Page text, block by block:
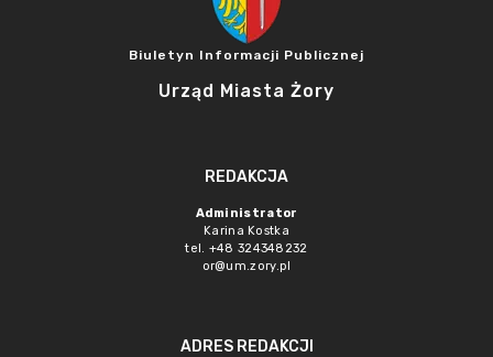
Biuletyn Informacji Publicznej
Urząd Miasta Żory
REDAKCJA
Administrator
Karina Kostka
tel. +48 324348232
or@um.zory.pl
ADRES REDAKCJI